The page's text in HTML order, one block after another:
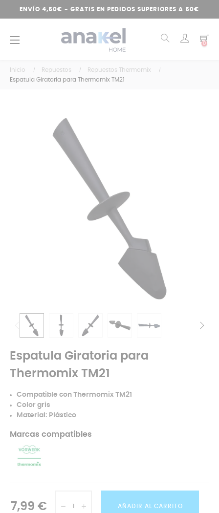
ENVÍO 4,50€ - GRATIS EN PEDIDOS SUPERIORES A 50€
Navegación
☰ 0
Inicio Repuestos
Repuestos Thermomix
Espatula Giratoria para Thermomix TM21
Espatula Giratoria para
Thermomix TM21
Compatible con Thermomix TM21
Color gris
Material: Plástico
Marcas compatibles
7,99 € AÑADIR AL CARRITO